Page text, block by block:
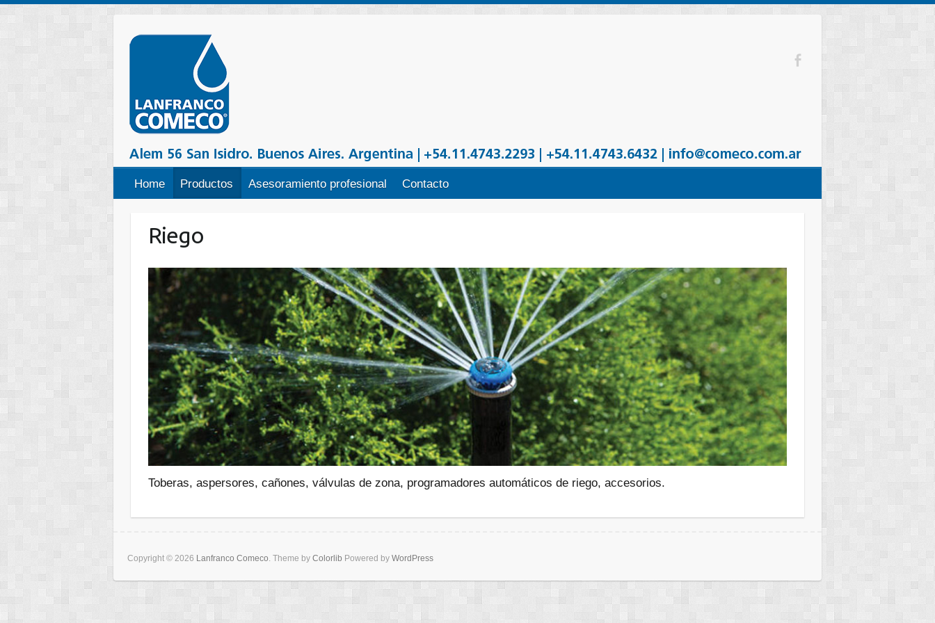
Home Productos Asesoramiento profesional Contacto
Riego
Toberas, aspersores, cañones, válvulas de zona, programadores automáticos de riego, accesorios.
Copyright © 2026 Lanfranco Comeco. Theme by Colorlib Powered by WordPress